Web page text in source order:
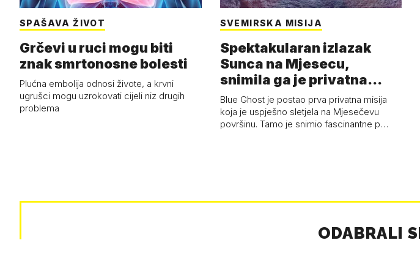
SPAŠAVA ŽIVOT
Grčevi u ruci mogu biti
znak smrtonosne bolesti
Plućna embolija odnosi živote, a krvni
ugrušci mogu uzrokovati cijeli niz drugih
problema
SVEMIRSKA MISIJA
Spektakularan izlazak
Sunca na Mjesecu,
snimila ga je privatna
letjelica - 'Pla…
Blue Ghost je postao prva privatna misija
koja je uspješno sletjela na Mjesečevu
površinu. Tamo je snimio fascinantne p…